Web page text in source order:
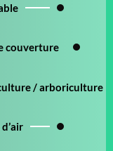
couverture
/ arboriculture